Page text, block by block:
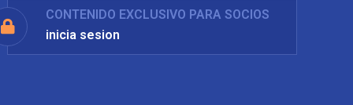
CONTENIDO EXCLUSIVO PARA SOCIOS
inicia sesion